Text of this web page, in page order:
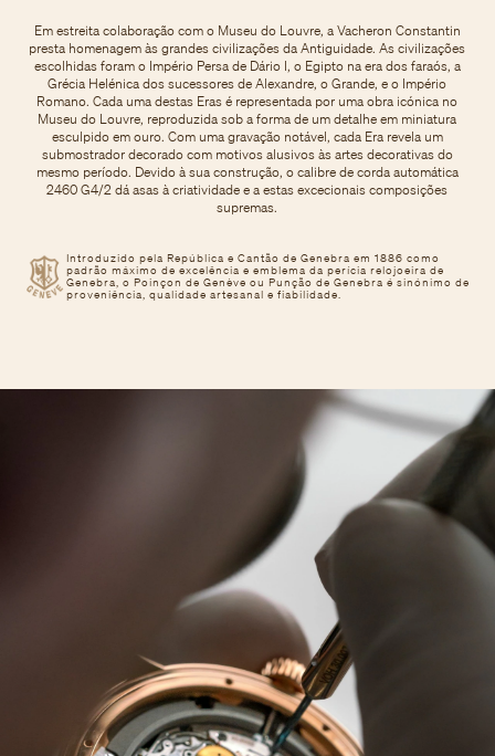
Introduzido pela República e Cantão de Genebra em 1886 como
padrão máximo de excelência e emblema da perícia relojoeira de
Genebra, o Poinçon de Genève ou Punção de Genebra é sinónimo de
proveniência, qualidade artesanal e fiabilidade.
Em estreita colaboração com o Museu do Louvre, a Vacheron Constantin
presta homenagem às grandes civilizações da Antiguidade. As civilizações
escolhidas foram o Império Persa de Dário I, o Egipto na era dos faraós, a
Grécia Helénica dos sucessores de Alexandre, o Grande, e o Império
Romano. Cada uma destas Eras é representada por uma obra icónica no
Museu do Louvre, reproduzida sob a forma de um detalhe em miniatura
esculpido em ouro. Com uma gravação notável, cada Era revela um
submostrador decorado com motivos alusivos às artes decorativas do
mesmo período. Devido à sua construção, o calibre de corda automática
2460 G4/2 dá asas à criatividade e a estas excecionais composições
supremas.